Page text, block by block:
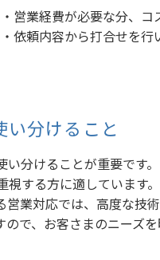
・営業経費が必要な分、コ
・依頼内容から打合せを
い分けること
分けることが重要です。
する方に適しています
業対応では、高度な技
で、お客さまのニーズ